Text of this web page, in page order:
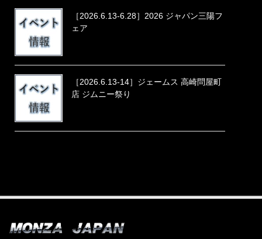
［2026.6.13-6.28］2026 ジャパン三陽フ
ェア
［2026.6.13-14］ジェームス 高崎問屋町
店 ジムニー祭り